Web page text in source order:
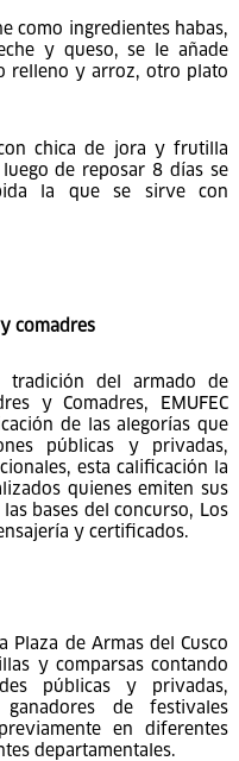
como ingredientes habas,
y queso, se le añade
relleno y arroz, otro plato
chica de jora y frutilla
de reposar 8 días se
la que se sirve con
tradición del armado de
y Comadres, EMUFEC
de las alegorías que
públicas y privadas,
esta calificación la
quienes emiten sus
bases del concurso, Los
Plaza de Armas del Cusco
y comparsas contando
públicas y privadas,
ganadores de festivales
en diferentes